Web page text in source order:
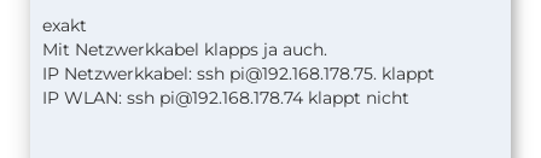
exakt
Mit Netzwerkkabel klapps ja auch.
IP Netzwerkkabel: ssh pi@192.168.178.75. klappt
IP WLAN: ssh pi@192.168.178.74 klappt nicht